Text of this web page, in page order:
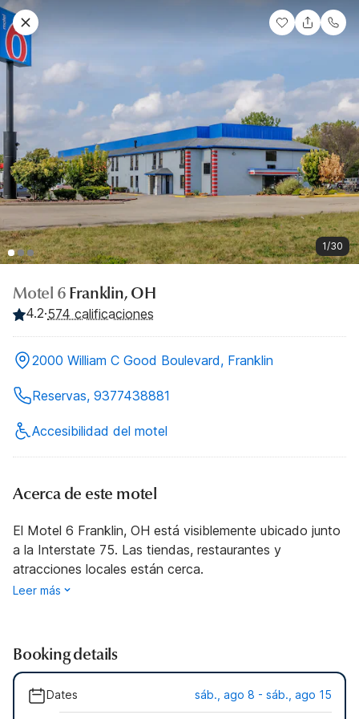
1/30
Motel 6 Franklin, OH
4.2·574 calificaciones
2000 William C Good Boulevard, Franklin
Reservas, 9377438881
Accesibilidad del motel
Acerca de este motel
El Motel 6 Franklin, OH está visiblemente ubicado junto
a la Interstate 75. Las tiendas, restaurantes y
atracciones locales están cerca.
Leer más
Booking details
Dates sáb., ago 8 - sáb., ago 15